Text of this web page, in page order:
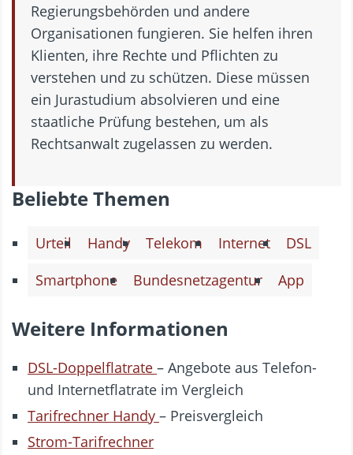
Regierungsbehörden und andere
Organisationen fungieren. Sie helfen ihren
Klienten, ihre Rechte und Pflichten zu
verstehen und zu schützen. Diese müssen
ein Jurastudium absolvieren und eine
staatliche Prüfung bestehen, um als
Rechtsanwalt zugelassen zu werden.
Beliebte Themen
Urteil Handy Telekom Internet
DSL
Smartphone
Bundesnetzagentur App
Weitere Informationen
DSL-Doppelflatrate – Angebote aus Telefon-
und Internetflatrate im Vergleich
Tarifrechner Handy – Preisvergleich
Strom-Tarifrechner